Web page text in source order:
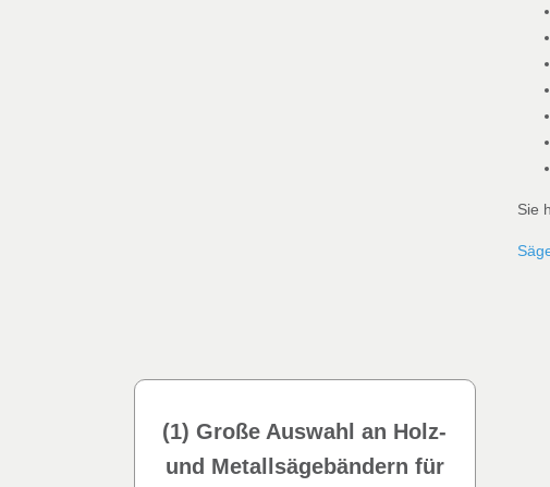
Sie
(1) Große Auswahl an Holz-
und Metallsägebändern für